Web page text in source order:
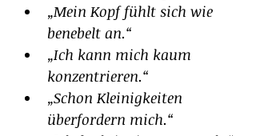
„Mein Kopf fühlt sich wie
benebelt an.“
„Ich kann mich kaum
konzentrieren.“
„Schon Kleinigkeiten
überfordern mich.“